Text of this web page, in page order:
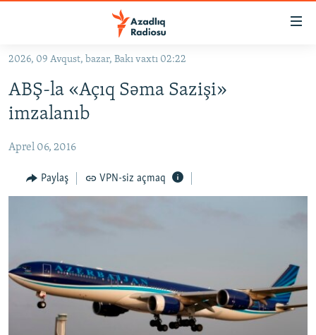
Əsas
qayıt
Əsas
qayıt
#İZAHLA
#ƏSLINDƏ
FƏRQƏ BAX
VIDEO
FOTOQALEREYA
İNFOQRAFIKA
RADIO ARXIV
OXU ZALI
AZƏRBAYCAN ƏDƏBIYYATI KITABXANASI
HAQQIMIZDA
MISSIYAMIZ
2026, 09 Avqust, bazar, Bakı vaxtı 02:22
ABŞ-la «Açıq Səma Sazişi»
imzalanıb
Aprel 06, 2016
Paylaş VPN-siz açmaq